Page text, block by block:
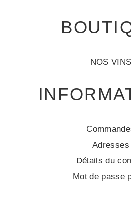
NOS VINS
Adresses
Détails du
Mot de passe